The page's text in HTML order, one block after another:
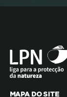
MAPA DO SITE